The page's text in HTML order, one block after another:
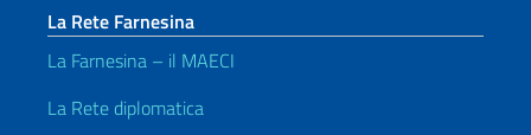
La Rete Farnesina
La Farnesina – il MAECI
La Rete diplomatica